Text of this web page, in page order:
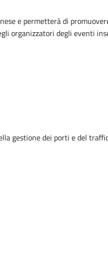
e permetterà di
organizzatori degli eventi
gestione dei porti e del